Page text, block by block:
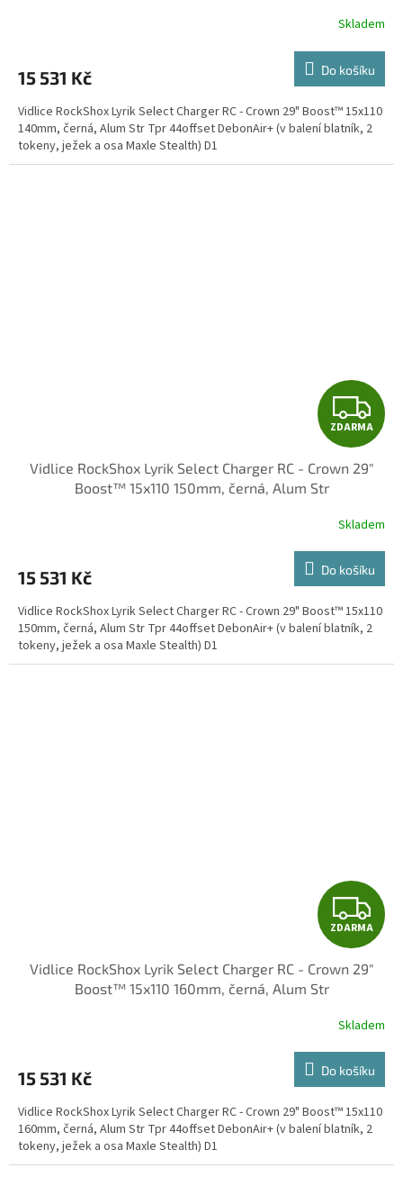
R
M
A
Skladem
15 531 Kč Do košíku
Vidlice RockShox Lyrik Select Charger RC - Crown 29" Boost™ 15x110
140mm, černá, Alum Str Tpr 44offset DebonAir+ (v balení blatník, 2
tokeny, ježek a osa Maxle Stealth) D1
Z
D
R
M
A
ZDARMA
Vidlice RockShox Lyrik Select Charger RC - Crown 29"
Boost™ 15x110 150mm, černá, Alum Str
Skladem
15 531 Kč Do košíku
Vidlice RockShox Lyrik Select Charger RC - Crown 29" Boost™ 15x110
150mm, černá, Alum Str Tpr 44offset DebonAir+ (v balení blatník, 2
tokeny, ježek a osa Maxle Stealth) D1
Z
D
R
M
A
ZDARMA
Vidlice RockShox Lyrik Select Charger RC - Crown 29"
Boost™ 15x110 160mm, černá, Alum Str
Skladem
15 531 Kč Do košíku
Vidlice RockShox Lyrik Select Charger RC - Crown 29" Boost™ 15x110
160mm, černá, Alum Str Tpr 44offset DebonAir+ (v balení blatník, 2
tokeny, ježek a osa Maxle Stealth) D1